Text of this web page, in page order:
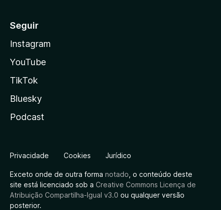
Seguir
Instagram
YouTube
TikTok
Bluesky
Podcast
Privacidade Cookies Jurídico
Exceto onde de outra forma notado , o conteúdo deste
site está licenciado sob a Creative Commons Licença de
Atribuição Compartilha-Igual v3.0 ou qualquer versão
posterior.